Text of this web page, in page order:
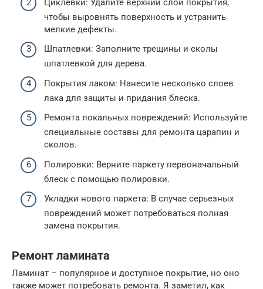
Циклевки: Удалите верхний слой покрытия,
чтобы выровнять поверхность и устранить
мелкие дефекты.
Шпатлевки: Заполните трещины и сколы
шпатлевкой для дерева.
Покрытия лаком: Нанесите несколько слоев
лака для защиты и придания блеска.
Ремонта локальных повреждений: Используйте
специальные составы для ремонта царапин и
сколов.
Полировки: Верните паркету первоначальный
блеск с помощью полировки.
Укладки нового паркета: В случае серьезных
повреждений может потребоваться полная
замена покрытия.
Ремонт ламината
Ламинат – популярное и доступное покрытие, но оно
также может потребовать ремонта. Я заметил, как